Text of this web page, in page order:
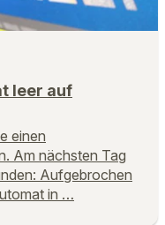
leer auf
einen
Am nächsten Tag
Aufgebrochen
in …